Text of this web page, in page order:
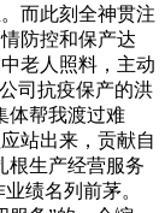
而此刻全神贯注
防控和保产达
老人照料，主动
司抗疫保产的洪
体帮我渡过难
站出来，贡献自
根生产经营服务
绩名列前茅。